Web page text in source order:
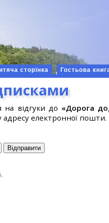
сторінка Гостьова
на відгуки до «Дорога
електронної пошти.